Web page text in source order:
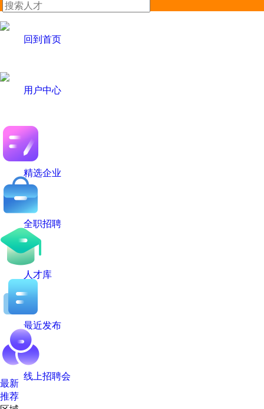
回到首页
用户中心
精选企业
全职招聘
人才库
最近发布
线上招聘会
最新
推荐